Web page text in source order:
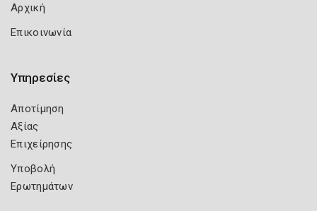
Αρχική
Επικοινωνία
Υπηρεσίες
Αποτίμηση
Αξίας
Επιχείρησης
Υποβολή
Ερωτημάτων